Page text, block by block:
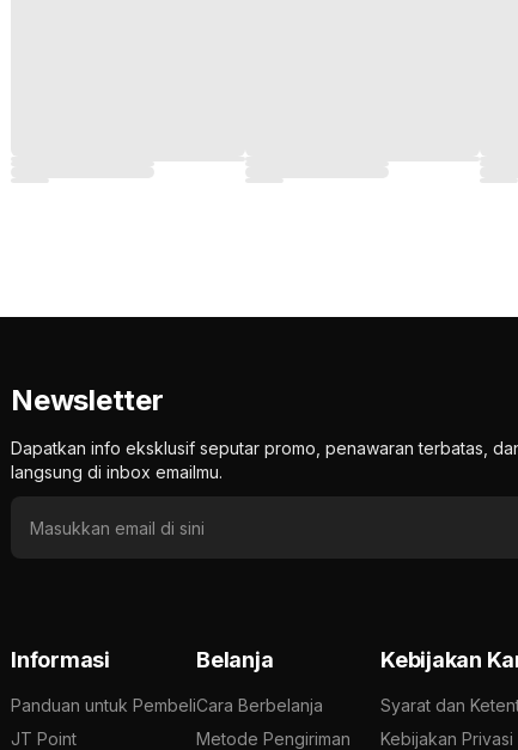
Newsletter
Dapatkan info eksklusif seputar promo, penawaran terbatas,
langsung di inbox emailmu.
Informasi
Panduan untuk Pembeli
JT Point
Belanja
Cara Berbelanja
Metode Pengiriman
Kebijakan
Syarat dan
Kebijakan Privasi